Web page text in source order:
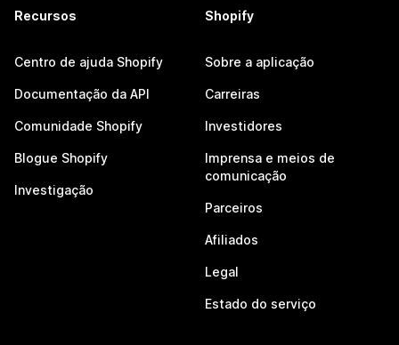
Recursos
Centro de ajuda Shopify
Documentação da API
Comunidade Shopify
Blogue Shopify
Investigação
Shopify
Sobre a aplicação
Carreiras
Investidores
Imprensa e meios de
comunicação
Parceiros
Afiliados
Legal
Estado do serviço